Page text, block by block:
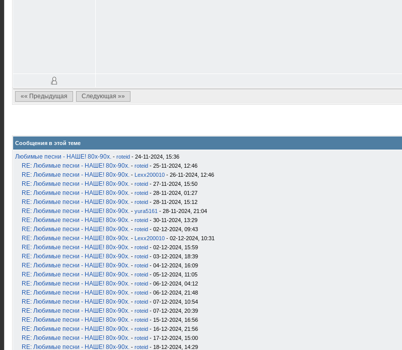
«« Предыдущая
Следующая »»
Сообщения в этой теме
Любимые песни - НАШЕ! 80х-90х. - roteid - 24-11-2024, 15:36
RE: Любимые песни - НАШЕ! 80х-90х. - roteid - 25-11-2024, 12:46
RE: Любимые песни - НАШЕ! 80х-90х. - Lexx200010 - 26-11-2024, 12:46
RE: Любимые песни - НАШЕ! 80х-90х. - roteid - 27-11-2024, 15:50
RE: Любимые песни - НАШЕ! 80х-90х. - roteid - 28-11-2024, 01:27
RE: Любимые песни - НАШЕ! 80х-90х. - roteid - 28-11-2024, 15:12
RE: Любимые песни - НАШЕ! 80х-90х. - yura5161 - 28-11-2024, 21:04
RE: Любимые песни - НАШЕ! 80х-90х. - roteid - 30-11-2024, 13:29
RE: Любимые песни - НАШЕ! 80х-90х. - roteid - 02-12-2024, 09:43
RE: Любимые песни - НАШЕ! 80х-90х. - Lexx200010 - 02-12-2024, 10:31
RE: Любимые песни - НАШЕ! 80х-90х. - roteid - 02-12-2024, 15:59
RE: Любимые песни - НАШЕ! 80х-90х. - roteid - 03-12-2024, 18:39
RE: Любимые песни - НАШЕ! 80х-90х. - roteid - 04-12-2024, 16:09
RE: Любимые песни - НАШЕ! 80х-90х. - roteid - 05-12-2024, 11:05
RE: Любимые песни - НАШЕ! 80х-90х. - roteid - 06-12-2024, 04:12
RE: Любимые песни - НАШЕ! 80х-90х. - roteid - 06-12-2024, 21:48
RE: Любимые песни - НАШЕ! 80х-90х. - roteid - 07-12-2024, 10:54
RE: Любимые песни - НАШЕ! 80х-90х. - roteid - 07-12-2024, 20:39
RE: Любимые песни - НАШЕ! 80х-90х. - roteid - 15-12-2024, 16:56
RE: Любимые песни - НАШЕ! 80х-90х. - roteid - 16-12-2024, 21:56
RE: Любимые песни - НАШЕ! 80х-90х. - roteid - 17-12-2024, 15:00
RE: Любимые песни - НАШЕ! 80х-90х. - roteid - 18-12-2024, 14:29